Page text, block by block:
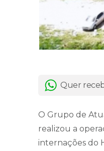
Quer
O Grupo de
realizou a
internações do